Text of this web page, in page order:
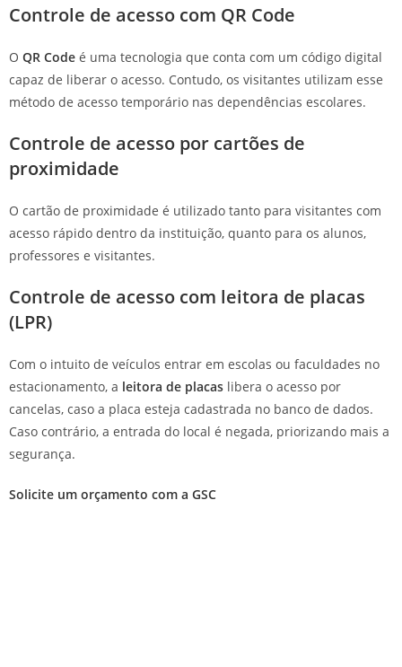
Controle de acesso com QR Code
O QR Code é uma tecnologia que conta com um código digital
capaz de liberar o acesso. Contudo, os visitantes utilizam esse
método de acesso temporário nas dependências escolares.
Controle de acesso por cartões de
proximidade
O cartão de proximidade é utilizado tanto para visitantes com
acesso rápido dentro da instituição, quanto para os alunos,
professores e visitantes.
Controle de acesso com leitora de placas
(LPR)
Com o intuito de veículos entrar em escolas ou faculdades no
estacionamento, a leitora de placas libera o acesso por
cancelas, caso a placa esteja cadastrada no banco de dados.
Caso contrário, a entrada do local é negada, priorizando mais a
segurança.
Solicite um orçamento com a GSC